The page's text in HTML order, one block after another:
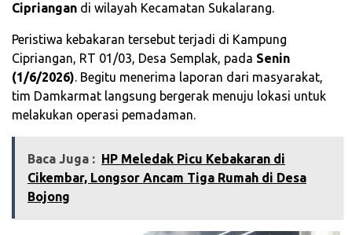
Cipriangan di wilayah Kecamatan Sukalarang.
Peristiwa kebakaran tersebut terjadi di Kampung
Cipriangan, RT 01/03, Desa Semplak, pada Senin
(1/6/2026). Begitu menerima laporan dari masyarakat,
tim Damkarmat langsung bergerak menuju lokasi untuk
melakukan operasi pemadaman.
Baca Juga : HP Meledak Picu Kebakaran di
Cikembar, Longsor Ancam Tiga Rumah di Desa
Bojong